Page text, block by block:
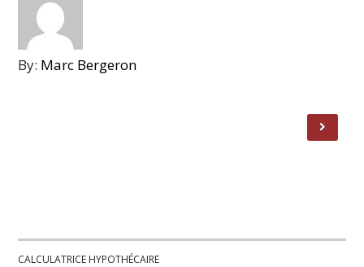
By: Marc Bergeron
CALCULATRICE HYPOTHÉCAIRE